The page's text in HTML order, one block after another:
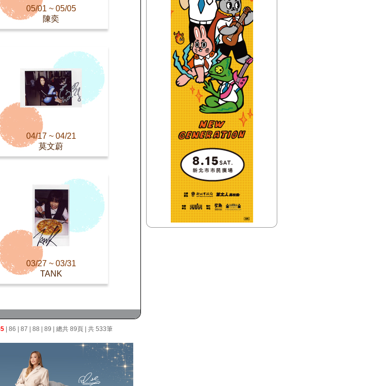
05/01 ~ 05/05
陳奕
04/17 ~ 04/21
莫文蔚
03/27 ~ 03/31
TANK
86 87 88 89 | 總共 89頁 | 共 533筆
【HitFm正在進行】
(花東)
POP大國民-邱世卿
【Next】
(聯播)耐玩DJ-Bryan